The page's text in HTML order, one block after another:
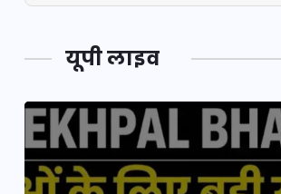
यूपी लाइव